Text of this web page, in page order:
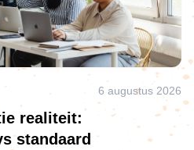
6 augustus 2026
realiteit:
standaard